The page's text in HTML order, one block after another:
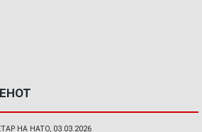
НА НАТО, 03.03.2026